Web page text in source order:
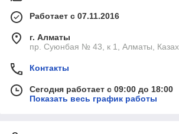
Работает с 07.11.2016
г. Алматы
пр. Суюнбая № 43, к 1, Алматы,
Контакты
Сегодня работает с 09:00 до 18:00
Показать весь график работы